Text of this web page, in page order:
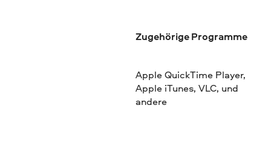
Zugehörige Programme
Apple QuickTime Player,
Apple iTunes, VLC, und
andere